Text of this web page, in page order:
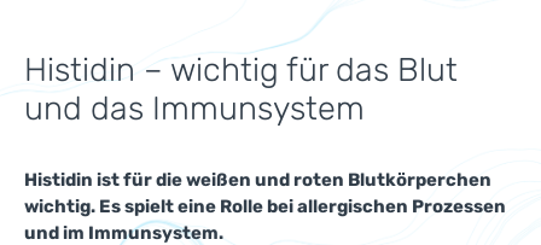
Histidin – wichtig für das Blut
und das Immunsystem
Histidin ist für die weißen und roten Blutkörperchen
wichtig. Es spielt eine Rolle bei allergischen Prozessen
und im Immunsystem.